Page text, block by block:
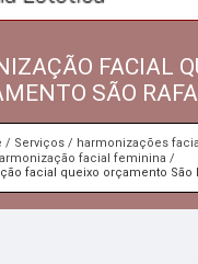
FACIAL
SÃO
Serviços
harmonizações
facial feminina
facial queixo orçamento São